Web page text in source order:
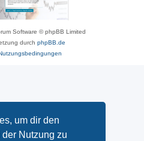
um dir den
Nutzung zu
Software © phpBB Limited
durch phpBB.de